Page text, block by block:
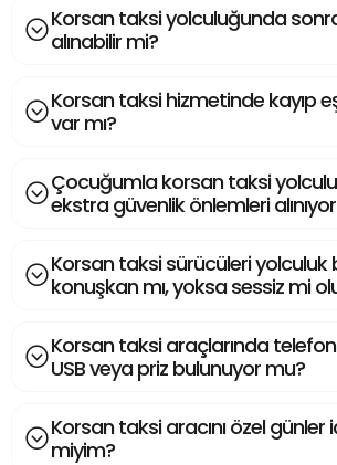
Korsan taksi yolculuğunda
alınabilir mi?
Korsan taksi hizmetinde kayıp
var mı?
Çocuğumla korsan taksi
ekstra güvenlik önlemleri
Korsan taksi sürücüleri yolculuk
konuşkan mı, yoksa sessiz mi
Korsan taksi araçlarında
USB veya priz bulunuyor mu?
Korsan taksi aracını özel günler
miyim?